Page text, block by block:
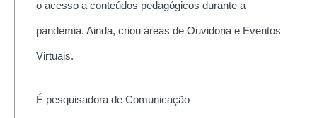
o acesso a conteúdos pedagógicos durante a
pandemia. Ainda, criou áreas de Ouvidoria e Eventos
Virtuais.
É pesquisadora de Comunicação